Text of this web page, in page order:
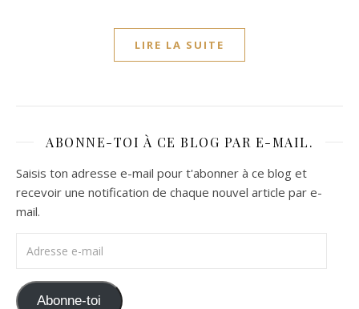
LIRE LA SUITE
ABONNE-TOI À CE BLOG PAR E-MAIL.
Saisis ton adresse e-mail pour t'abonner à ce blog et
recevoir une notification de chaque nouvel article par e-
mail.
Abonne-toi